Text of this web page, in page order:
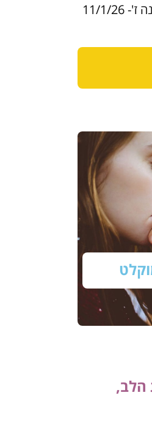
28/12/25 בתשלום סדנה ו'- 4/1/26 בתשלום סדנה ז'- 11/1/26
הלב,